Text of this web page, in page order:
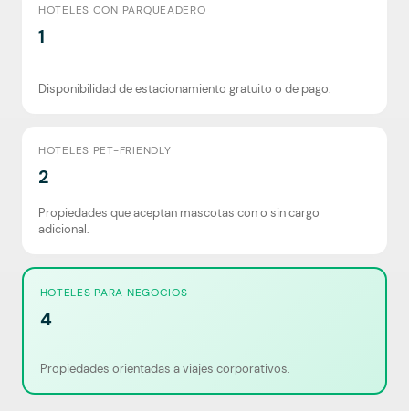
HOTELES CON PARQUEADERO
1
Disponibilidad de estacionamiento gratuito o de pago.
HOTELES PET-FRIENDLY
2
Propiedades que aceptan mascotas con o sin cargo
adicional.
HOTELES PARA NEGOCIOS
4
Propiedades orientadas a viajes corporativos.